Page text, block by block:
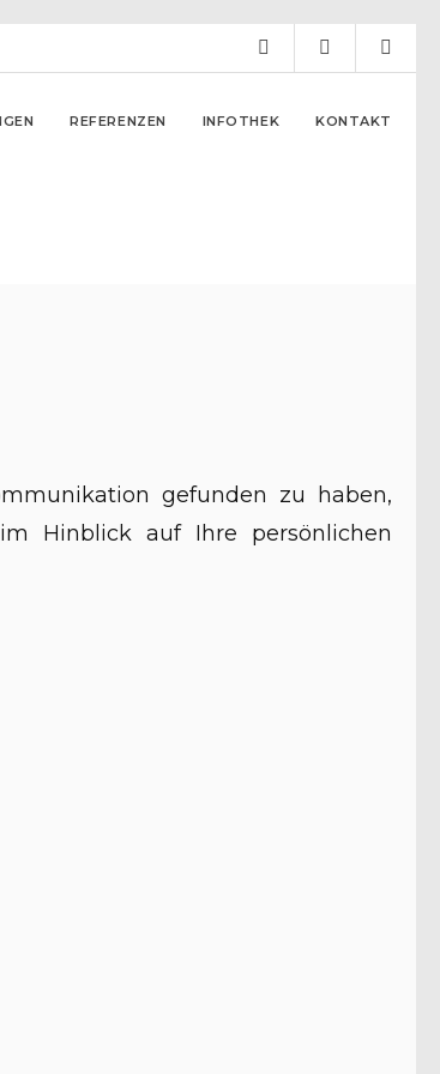
REFERENZEN IN­FO­THEK KONTAKT
gefunden zu haben,
Hinblick auf Ihre persönlichen